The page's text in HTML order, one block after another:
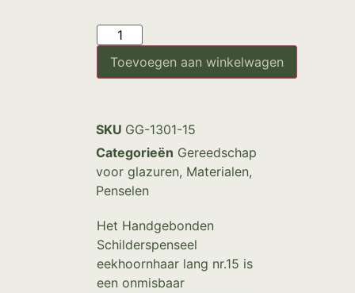
Toevoegen aan winkelwagen
SKU GG-1301-15
Categorieën Gereedschap
voor glazuren, Materialen,
Penselen
Het Handgebonden
Schilderspenseel
eekhoornhaar lang nr.15 is
een onmisbaar